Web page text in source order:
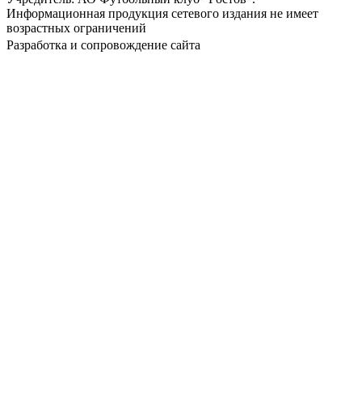
Информационная продукция сетевого издания не имеет
возрастных ограничений
Разработка и сопровождение сайта